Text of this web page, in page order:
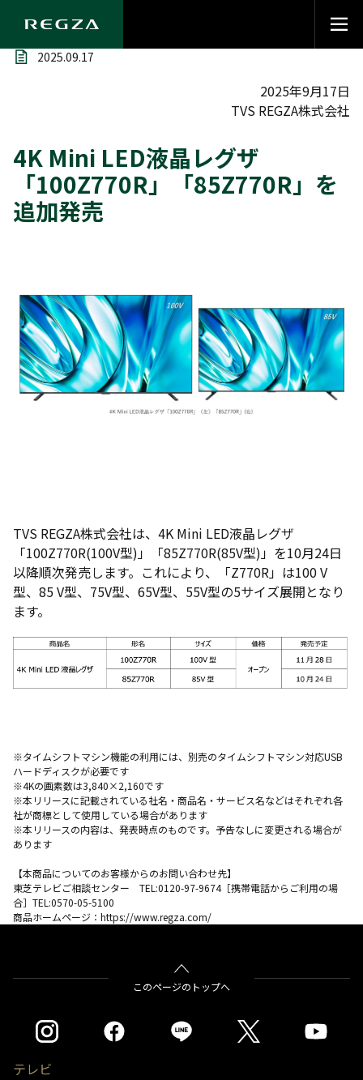
2025.09.17
2025年9月17日
TVS REGZA株式会社
4K Mini LED液晶レグザ
「100Z770R」「85Z770R」を
追加発売
TVS REGZA株式会社は、4K Mini LED液晶レグザ
「100Z770R(100V型)」「85Z770R(85V型)」を10月24日
以降順次発売します。これにより、「Z770R」は100 V
型、85 V型、75V型、65V型、55V型の5サイズ展開となり
ます。
※タイムシフトマシン機能の利用には、別売のタイムシフトマシン対応USB
ハードディスクが必要です
※4Kの画素数は3,840×2,160です
※本リリースに記載されている社名・商品名・サービス名などはそれぞれ各
社が商標として使用している場合があります
※本リリースの内容は、発表時点のものです。予告なしに変更される場合が
あります
【本商品についてのお客様からのお問い合わせ先】
東芝テレビご相談センター TEL:0120-97-9674［携帯電話からご利用の場
合］TEL:0570-05-5100
商品ホームページ：https://www.regza.com/
このページのトップへ
テレビ